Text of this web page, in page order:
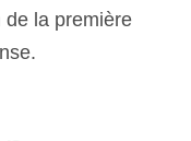
de la première